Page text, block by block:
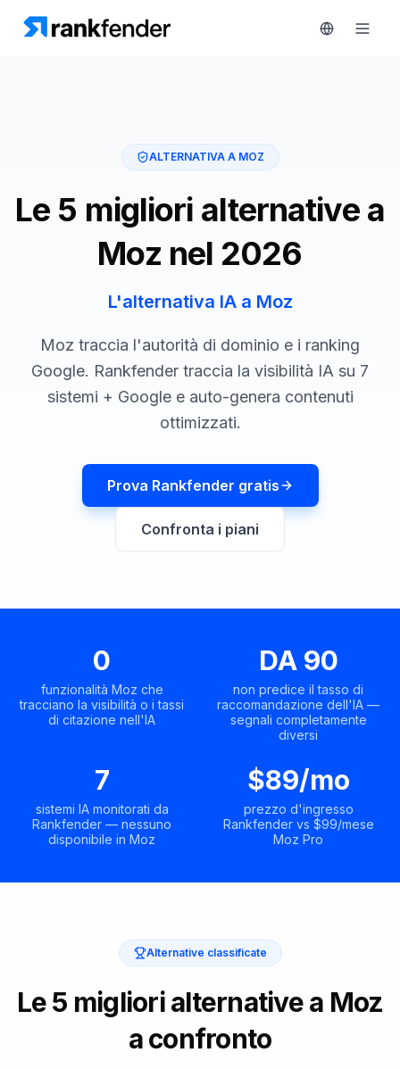
concorrenti
Intelligenza
keyword
Content
Prezzi
Prenota
una
ALTERNATIVA A MOZ
Le 5 migliori alternative a
Moz nel 2026
L'alternativa IA a Moz
Moz traccia l'autorità di dominio e i ranking
Google. Rankfender traccia la visibilità IA su 7
sistemi + Google e auto-genera contenuti
ottimizzati.
Prova Rankfender gratis
Confronta i piani
0
funzionalità Moz che
tracciano la visibilità o i tassi
di citazione nell'IA
DA 90
non predice il tasso di
raccomandazione dell'IA —
segnali completamente
diversi
7
sistemi IA monitorati da
Rankfender — nessuno
disponibile in Moz
$89/mo
prezzo d'ingresso
Rankfender vs $99/mese
Moz Pro
Alternative classificate
Le 5 migliori alternative a Moz
a confronto